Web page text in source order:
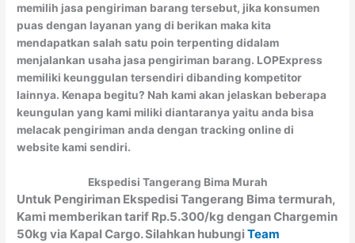
memilih jasa pengiriman barang tersebut, jika konsumen
puas dengan layanan yang di berikan maka kita
mendapatkan salah satu poin terpenting didalam
menjalankan usaha jasa pengiriman barang. LOPExpress
memiliki keunggulan tersendiri dibanding kompetitor
lainnya. Kenapa begitu? Nah kami akan jelaskan beberapa
keungulan yang kami miliki diantaranya yaitu anda bisa
melacak pengiriman anda dengan tracking online di
website kami sendiri.
Ekspedisi Tangerang Bima Murah
Untuk Pengiriman Ekspedisi Tangerang Bima termurah,
Kami memberikan tarif Rp.5.300/kg dengan Chargemin
50kg via Kapal Cargo. Silahkan hubungiTeam